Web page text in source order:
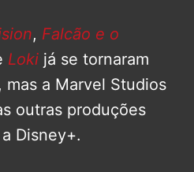
, Falcão e o
Loki já se tornaram
mas a Marvel Studios
outras produções
Disney+.